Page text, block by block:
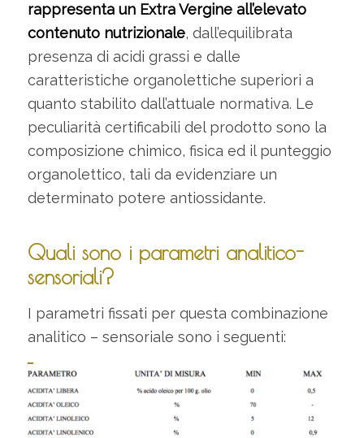
rappresenta un Extra Vergine all’elevato
contenuto nutrizionale, dall’equilibrata
presenza di acidi grassi e dalle
caratteristiche organolettiche superiori a
quanto stabilito dall’attuale normativa. Le
peculiarità certificabili del prodotto sono la
composizione chimico, fisica ed il punteggio
organolettico, tali da evidenziare un
determinato potere antiossidante.
Quali sono i parametri analitico-
sensoriali?
I parametri fissati per questa combinazione
analitico – sensoriale sono i seguenti: